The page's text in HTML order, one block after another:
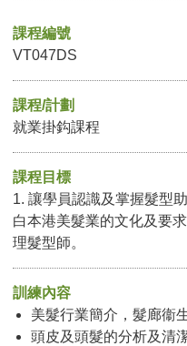
課程編號
VT047DS
課程/計劃
就業掛鈎課程
課程目標
1. 讓學員認識及掌握髮型
白本港美髮業的文化及要
理髮型師。
訓練內容
美髮行業簡介，髮廊衞
頭皮及頭髮的分析及清